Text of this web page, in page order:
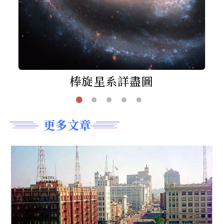
棒旋星系詳盡圖
更多文章